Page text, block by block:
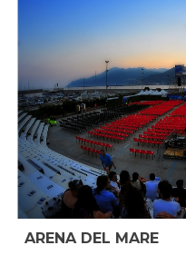
ARENA DEL MARE